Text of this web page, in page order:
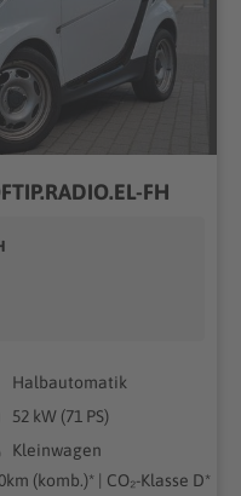
FH
Halbautomatik
52 kW (71 PS)
Kleinwagen
(komb.)* | CO₂-Klasse D*